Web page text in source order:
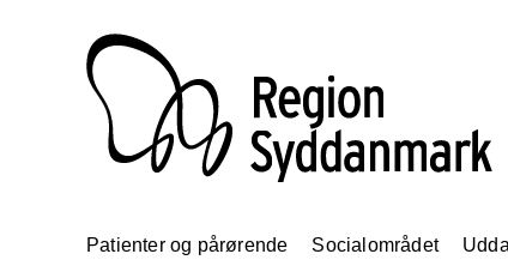
Patienter og pårørende Socialområdet